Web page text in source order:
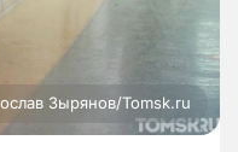
Зырянов/Tomsk.ru